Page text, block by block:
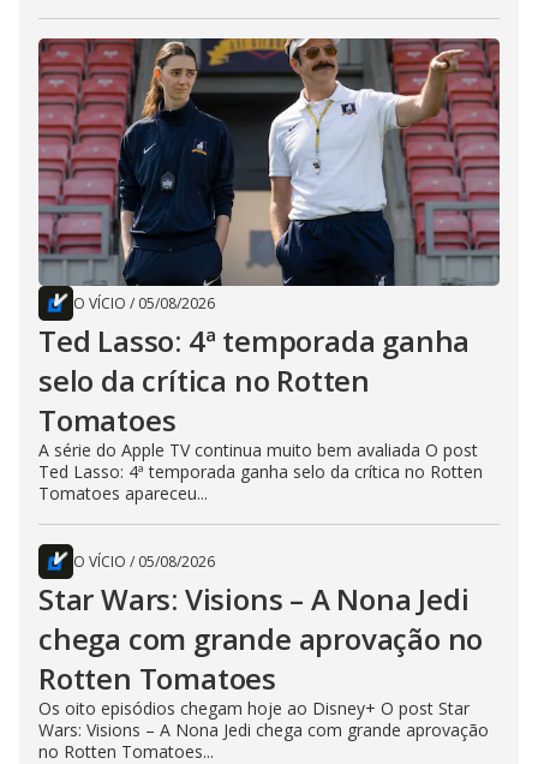
O VÍCIO / 05/08/2026
Ted Lasso: 4ª temporada ganha
selo da crítica no Rotten
Tomatoes
A série do Apple TV continua muito bem avaliada O post
Ted Lasso: 4ª temporada ganha selo da crítica no Rotten
Tomatoes apareceu...
O VÍCIO / 05/08/2026
Star Wars: Visions – A Nona Jedi
chega com grande aprovação no
Rotten Tomatoes
Os oito episódios chegam hoje ao Disney+ O post Star
Wars: Visions – A Nona Jedi chega com grande aprovação
no Rotten Tomatoes...